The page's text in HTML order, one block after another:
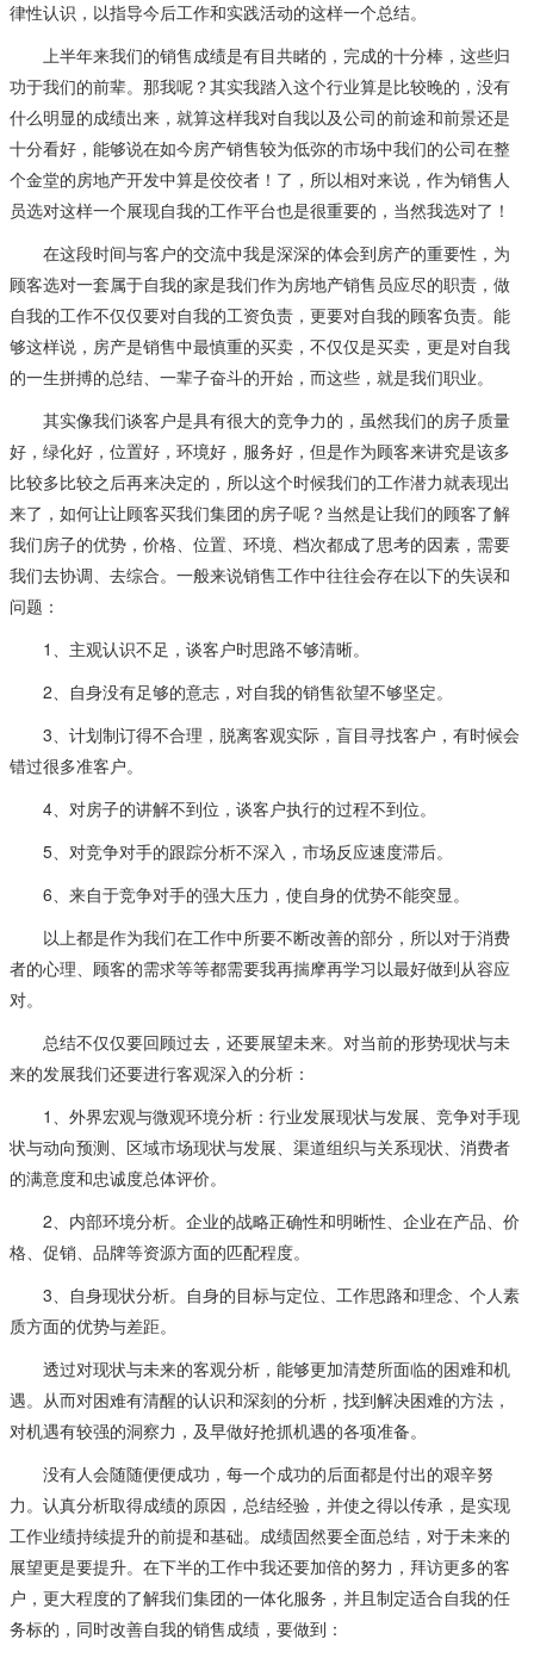
律性认识，以指导今后工作和实践活动的这样一个总结。
上半年来我们的销售成绩是有目共睹的，完成的十分棒，这些归
功于我们的前辈。那我呢？其实我踏入这个行业算是比较晚的，没有
什么明显的成绩出来，就算这样我对自我以及公司的前途和前景还是
十分看好，能够说在如今房产销售较为低弥的市场中我们的公司在整
个金堂的房地产开发中算是佼佼者！了，所以相对来说，作为销售人
员选对这样一个展现自我的工作平台也是很重要的，当然我选对了！
在这段时间与客户的交流中我是深深的体会到房产的重要性，为
顾客选对一套属于自我的家是我们作为房地产销售员应尽的职责，做
自我的工作不仅仅要对自我的工资负责，更要对自我的顾客负责。能
够这样说，房产是销售中最慎重的买卖，不仅仅是买卖，更是对自我
的一生拼搏的总结、一辈子奋斗的开始，而这些，就是我们职业。
其实像我们谈客户是具有很大的竞争力的，虽然我们的房子质量
好，绿化好，位置好，环境好，服务好，但是作为顾客来讲究是该多
比较多比较之后再来决定的，所以这个时候我们的工作潜力就表现出
来了，如何让让顾客买我们集团的房子呢？当然是让我们的顾客了解
我们房子的优势，价格、位置、环境、档次都成了思考的因素，需要
我们去协调、去综合。一般来说销售工作中往往会存在以下的失误和
问题：
1、主观认识不足，谈客户时思路不够清晰。
2、自身没有足够的意志，对自我的销售欲望不够坚定。
3、计划制订得不合理，脱离客观实际，盲目寻找客户，有时候会
错过很多准客户。
4、对房子的讲解不到位，谈客户执行的过程不到位。
5、对竞争对手的跟踪分析不深入，市场反应速度滞后。
6、来自于竞争对手的强大压力，使自身的优势不能突显。
以上都是作为我们在工作中所要不断改善的部分，所以对于消费
者的心理、顾客的需求等等都需要我再揣摩再学习以最好做到从容应
对。
总结不仅仅要回顾过去，还要展望未来。对当前的形势现状与未
来的发展我们还要进行客观深入的分析：
1、外界宏观与微观环境分析：行业发展现状与发展、竞争对手现
状与动向预测、区域市场现状与发展、渠道组织与关系现状、消费者
的满意度和忠诚度总体评价。
2、内部环境分析。企业的战略正确性和明晰性、企业在产品、价
格、促销、品牌等资源方面的匹配程度。
3、自身现状分析。自身的目标与定位、工作思路和理念、个人素
质方面的优势与差距。
透过对现状与未来的客观分析，能够更加清楚所面临的困难和机
遇。从而对困难有清醒的认识和深刻的分析，找到解决困难的方法，
对机遇有较强的洞察力，及早做好抢抓机遇的各项准备。
没有人会随随便便成功，每一个成功的后面都是付出的艰辛努
力。认真分析取得成绩的原因，总结经验，并使之得以传承，是实现
工作业绩持续提升的前提和基础。成绩固然要全面总结，对于未来的
展望更是要提升。在下半的工作中我还要加倍的努力，拜访更多的客
户，更大程度的了解我们集团的一体化服务，并且制定适合自我的任
务标的，同时改善自我的销售成绩，要做到：